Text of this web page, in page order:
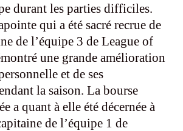
durant les parties difficiles.
qui a été sacré recrue de
de l’équipe 3 de League of
une grande amélioration
et de ses
la saison. La bourse
a quant à elle été décernée à
de l’équipe 1 de